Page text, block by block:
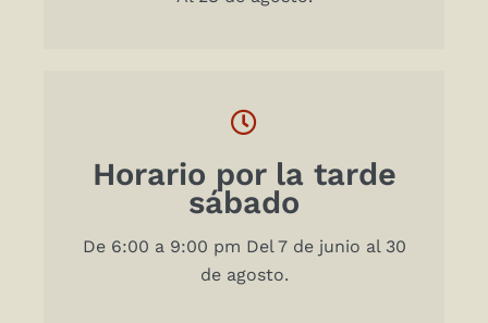
Horario por la tarde
sábado
De 6:00 a 9:00 pm Del 7 de junio al 30
de agosto.